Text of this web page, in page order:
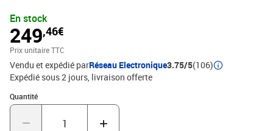
une structure en acier thermolaqué, cet ensemble est solide,
robuste et résistant aux intempéries. Grâce à sa résine tressée
résistante aux intempéries, il est facile à nettoyer, résistant et
adapté à un usage quotidien. Ses larges accoudoirs et ses
coussins d'assise et de dossier épais et rembourrés offrent un
confort optimal. Les pieds réglables assurent la stabilité sur les
surfaces irrégulières. La livraison comprend 2 canapés d'angle, 2
canapés centraux, 4 coussins d'assise et 6 coussins de dossier.
Remarque : nous vous recommandons de couvrir l'ensemble en cas
En stock
249,46€
Prix unitaire TTC
Vendu et expédié parRéseau Electronique3.75/5(106)
Expédié sous 2 jours livraison offerte
Quantité
Quantité : 1